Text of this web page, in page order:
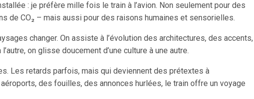
: je préfère mille fois le train à l’avion. Non seulement pour des
de CO₂ – mais aussi pour des raisons humaines et sensorielles.
changer. On assiste à l’évolution des architectures, des accents,
on glisse doucement d’une culture à une autre.
Les retards parfois, mais qui deviennent des prétextes à
des fouilles, des annonces hurlées, le train offre un voyage